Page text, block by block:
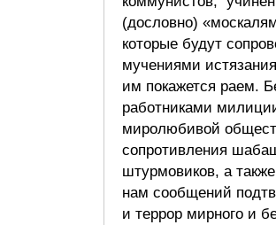
(дословно)
которые будут
мучениями
им покажется раем.
работниками
миролюбивой
сопротивления
штурмовиков, а
нам сообщений
и террор мирного и